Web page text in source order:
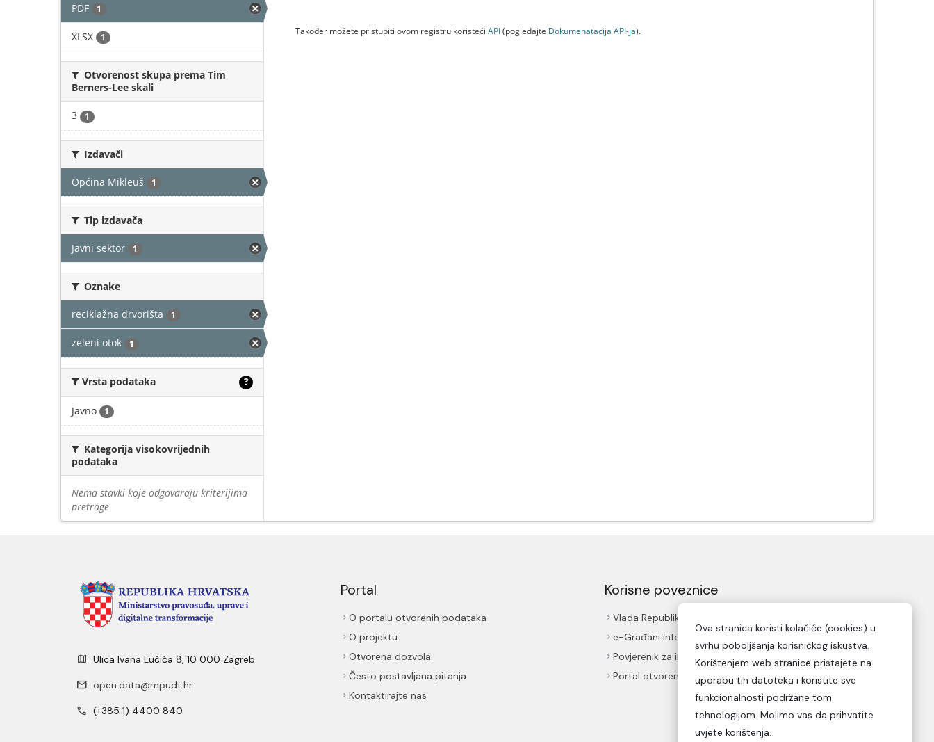
PDF 1
XLSX 1
Otvorenost skupa prema Tim
Berners-Lee skali
3 1
Izdavači
Općina Mikleuš 1
Tip izdavača
Javni sektor 1
Oznake
reciklažna drvorišta 1
zeleni otok 1
Vrsta podataka ?
Javno 1
Kategorija visokovrijednih
podataka
Nema stavki koje odgovaraju kriterijima
pretrage
Također možete pristupiti ovom registru koristeći API(pogledajte Dokumenаtаcijа API-jа).